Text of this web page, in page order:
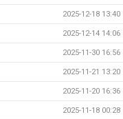
2025-12-18 13:40
2025-12-14 14:06
2025-11-30 16:56
2025-11-21 13:20
2025-11-20 16:36
2025-11-18 00:28